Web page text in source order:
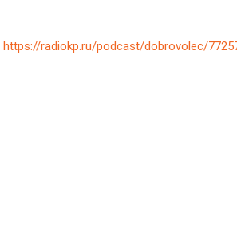
https://radiokp.ru/podcast/dobrovolec/